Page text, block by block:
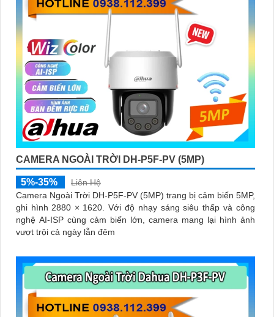
CAMERA NGOÀI TRỜI DH-P5F-PV (5MP)
5%-35%
Liên Hệ
Camera Ngoài Trời DH-P5F-PV (5MP) trang bị cảm biến 5MP,
ghi hình 2880 × 1620. Với độ nhạy sáng siêu thấp và công
nghệ AI-ISP cùng cảm biến lớn, camera mang lại hình ảnh
vượt trội cả ngày lẫn đêm